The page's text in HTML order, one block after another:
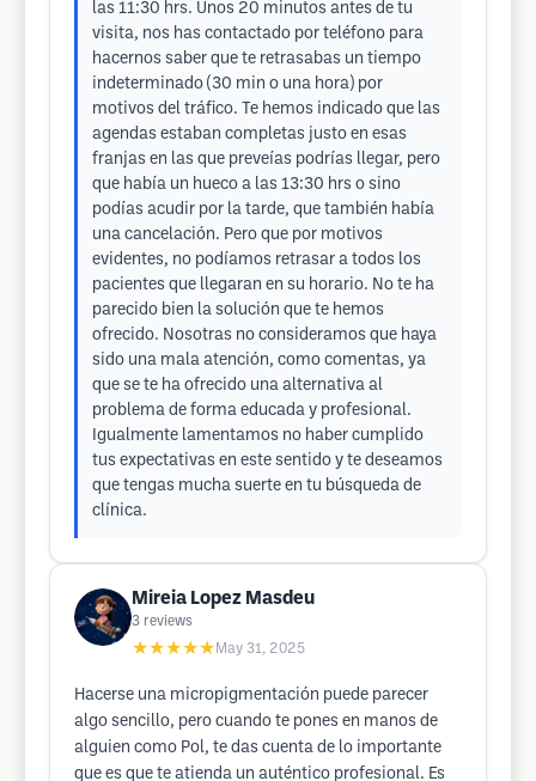
las 11:30 hrs. Unos 20 minutos antes de tu
visita, nos has contactado por teléfono para
hacernos saber que te retrasabas un tiempo
indeterminado (30 min o una hora) por
motivos del tráfico. Te hemos indicado que las
agendas estaban completas justo en esas
franjas en las que preveías podrías llegar, pero
que había un hueco a las 13:30 hrs o sino
podías acudir por la tarde, que también había
una cancelación. Pero que por motivos
evidentes, no podíamos retrasar a todos los
pacientes que llegaran en su horario. No te ha
parecido bien la solución que te hemos
ofrecido. Nosotras no consideramos que haya
sido una mala atención, como comentas, ya
que se te ha ofrecido una alternativa al
problema de forma educada y profesional.
Igualmente lamentamos no haber cumplido
tus expectativas en este sentido y te deseamos
que tengas mucha suerte en tu búsqueda de
clínica.
Mireia Lopez Masdeu
3 reviews
★★★★★ May 31, 2025
Hacerse una micropigmentación puede parecer
algo sencillo, pero cuando te pones en manos de
alguien como Pol, te das cuenta de lo importante
que es que te atienda un auténtico profesional. Es